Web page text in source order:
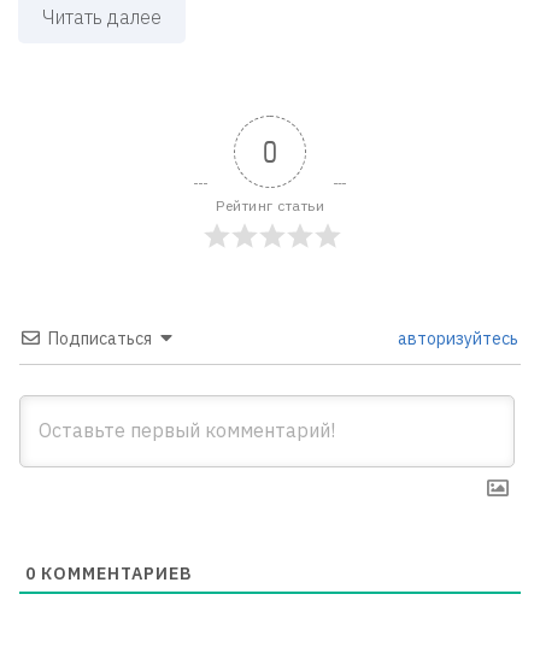
Читать далее
0
Рейтинг статьи
Подписаться авторизуйтесь
0 КОММЕНТАРИЕВ